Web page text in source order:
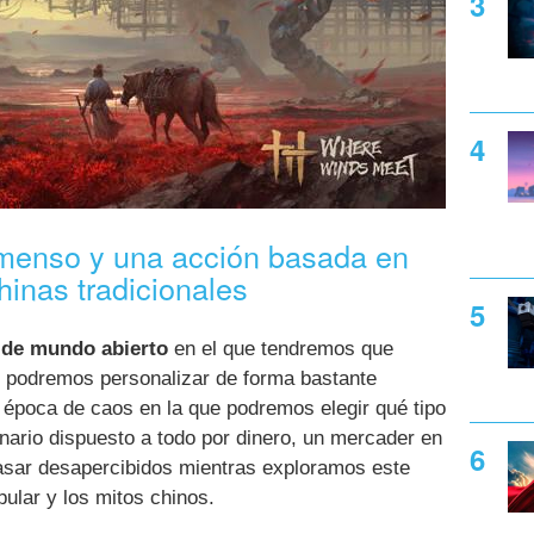
y una acción basada en
tradicionales
mundo abierto en el que tendremos que
personalizar de forma bastante
de caos en la que podremos elegir qué tipo
dispuesto a todo por dinero, un mercader en
desapercibidos mientras exploramos este
y los mitos chinos.